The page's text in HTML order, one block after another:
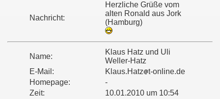
Nachricht:
Herzliche Grüße vom
alten Ronald aus Jork
(Hamburg)
Name:
Klaus Hatz und Uli
Weller-Hatz
E-Mail:
Klaus.Hatz
t-online.de
Homepage:
-
Zeit:
10.01.2010 um 10:54